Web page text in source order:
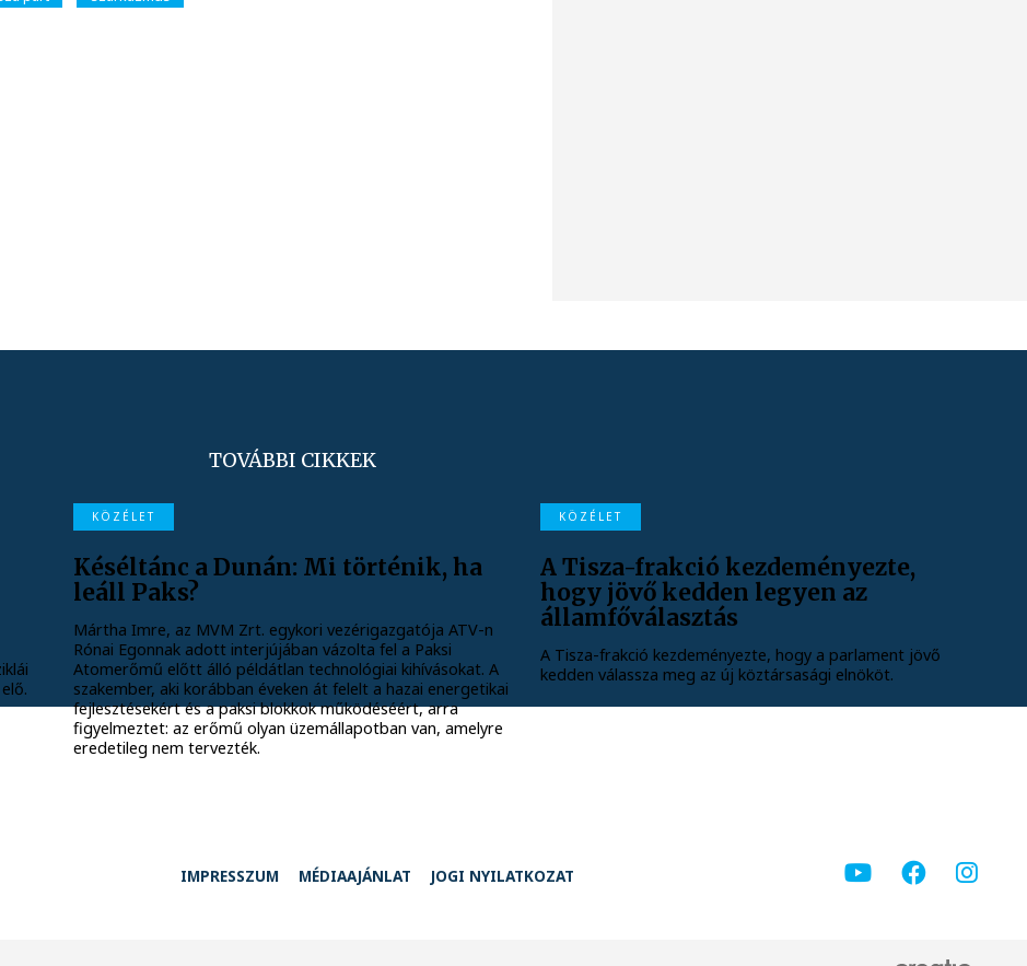
TOVÁBBI CIKKEK
KÖZÉLET
Késéltánc a Dunán: Mi történik, ha
leáll Paks?
Mártha Imre, az MVM Zrt. egykori vezérigazgatója ATV-n
Rónai Egonnak adott interjújában vázolta fel a Paksi
Atomerőmű előtt álló példátlan technológiai kihívásokat. A
szakember, aki korábban éveken át felelt a hazai energetikai
fejlesztésekért és a paksi blokkok működéséért, arra
figyelmeztet: az erőmű olyan üzemállapotban van, amelyre
eredetileg nem tervezték.
KÖZÉLET
A Tisza-frakció kezdeményezte,
hogy jövő kedden legyen az
államfőválasztás
A Tisza-frakció kezdeményezte, hogy a parlament jövő
kedden válassza meg az új köztársasági elnököt.
IMPRESSZUM MÉDIAAJÁNLAT JOGI NYILATKOZAT